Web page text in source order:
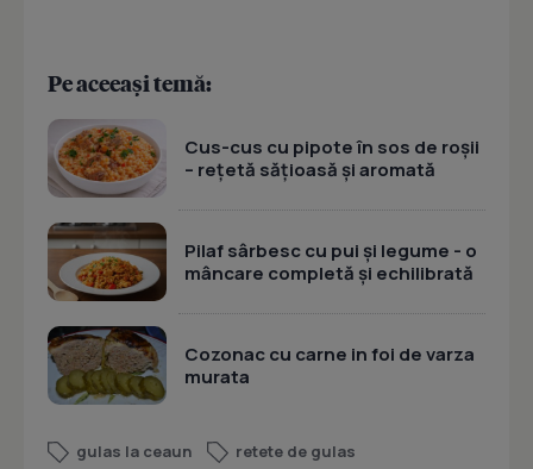
Pe aceeași temă:
Cus-cus cu pipote în sos de roșii
– rețetă sățioasă și aromată
Pilaf sârbesc cu pui și legume - o
mâncare completă și echilibrată
Cozonac cu carne in foi de varza
murata
gulas la ceaun
retete de gulas